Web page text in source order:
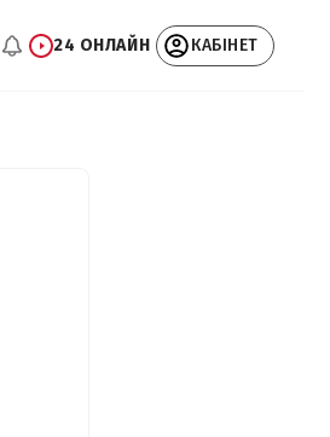
24 ОНЛАЙН КАБІНЕТ